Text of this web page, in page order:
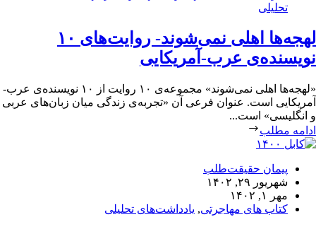
تحلیلی
لهجه‌ها اهلی نمی‌شوند- روایت‌های ۱۰
نویسنده‌ی عرب-آمریکایی
«لهجه‌ها اهلی نمی‌شوند» مجموعه‌ی ۱۰ روایت از ۱۰ نویسنده‌ی عرب-
آمریکایی است. عنوان فرعی آن «تجربه‌ی زندگی میان زبان‌های عربی
و انگلیسی» است...
ادامه مطلب
پیمان حقیقت‌طلب
شهریور ۲۹, ۱۴۰۲
مهر ۱, ۱۴۰۲
کتاب های مهاجرتی, یادداشت‌های تحلیلی